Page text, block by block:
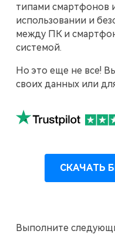
типами смартфонов
использовании и
между ПК и
системой.
Но это еще не все!
своих данных или
СКАЧАТЬ
Выполните